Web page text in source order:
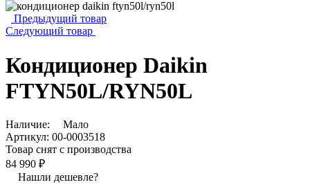
Предыдущий товар
Следующий товар
Кондиционер Daikin
FTYN50L/RYN50L
Наличие:
Мало
Артикул: 00-0003518
Товар снят с производства
84 990 ₽
Нашли дешевле?